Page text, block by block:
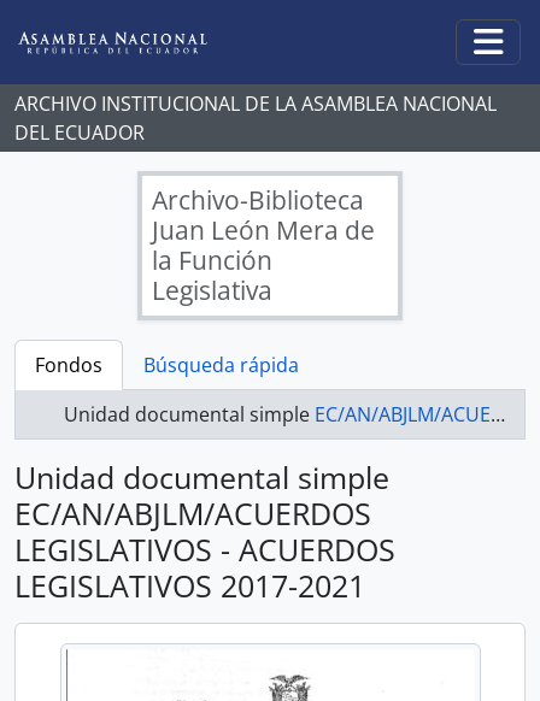
ARCHIVO INSTITUCIONAL DE LA ASAMBLEA NACIONAL
DEL ECUADOR
Archivo-Biblioteca
Juan León Mera de
la Función
Legislativa
Fondos
Búsqueda rápida
Unidad documental simple EC/AN/ABJLM/ACUERDOS LEGISLATIVOS - ACUERDOS LEGISLATIVOS 2017-2021
Unidad documental simple
EC/AN/ABJLM/ACUERDOS
LEGISLATIVOS - ACUERDOS
LEGISLATIVOS 2017-2021